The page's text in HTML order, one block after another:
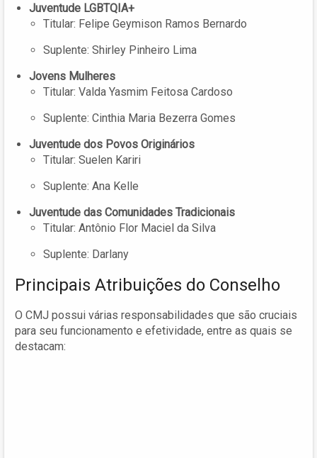
Juventude LGBTQIA+
Titular: Felipe Geymison Ramos Bernardo
Suplente: Shirley Pinheiro Lima
Jovens Mulheres
Titular: Valda Yasmim Feitosa Cardoso
Suplente: Cinthia Maria Bezerra Gomes
Juventude dos Povos Originários
Titular: Suelen Kariri
Suplente: Ana Kelle
Juventude das Comunidades Tradicionais
Titular: Antônio Flor Maciel da Silva
Suplente: Darlany
Principais Atribuições do Conselho
O CMJ possui várias responsabilidades que são cruciais
para seu funcionamento e efetividade, entre as quais se
destacam: